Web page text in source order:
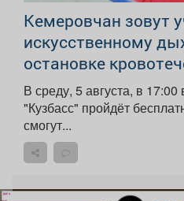
Кемеровчан зовут
искусственному
остановке
В среду, 5 августа, в
"Кузбасс" пройдёт
смогут...